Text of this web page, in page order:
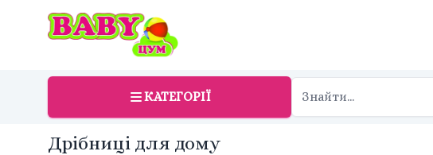
КАТЕГОРІЇ
Дрібниці для дому